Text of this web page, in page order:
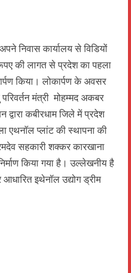
निवास कार्यालय से विडियों
की लागत से प्रदेश का पहला
किया। लोकार्पण के अवसर
मंत्री मोहम्मद अकबर
कबीरधाम जिले में प्रदेश
एथनॉल प्लांट की स्थापना की
सहकारी शक्कर कारखाना
किया गया है। उल्लेखनीय है
इथेनॉल उद्योग ड्रीम